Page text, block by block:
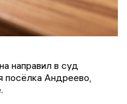
направил в суд
посёлка Андреево,